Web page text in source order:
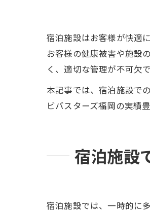
宿泊施設はお客様が快適
お客様の健康被害や施設
く、適切な管理が不可欠で
本記事では、宿泊施設で
ビバスターズ福岡の実績
宿泊施設
宿泊施設では、一時的に